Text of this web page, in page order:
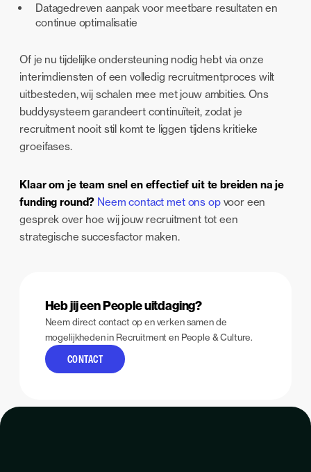
Datagedreven aanpak voor meetbare resultaten en
continue optimalisatie
Of je nu tijdelijke ondersteuning nodig hebt via onze
interimdiensten of een volledig recruitmentproces wilt
uitbesteden, wij schalen mee met jouw ambities. Ons
buddysysteem garandeert continuïteit, zodat je
recruitment nooit stil komt te liggen tijdens kritieke
groeifases.
Klaar om je team snel en effectief uit te breiden na je
funding round? Neem contact met ons opvoor een
gesprek over hoe wij jouw recruitment tot een
strategische succesfactor maken.
Heb jij een People uitdaging?
Neem direct contact op en verken samen de
mogelijkheden in Recruitment en People & Culture.
CONTACT